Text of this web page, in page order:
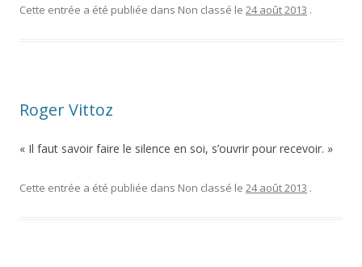
Cette entrée a été publiée dans Non classé le 24 août 2013 .
Roger Vittoz
« Il faut savoir faire le silence en soi, s’ouvrir pour recevoir. »
Cette entrée a été publiée dans Non classé le 24 août 2013 .